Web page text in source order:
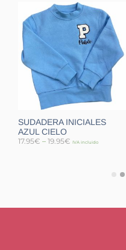
SUDADERA INICIALES
AZUL CIELO
17.95€ – 19.95€ IVA incluido